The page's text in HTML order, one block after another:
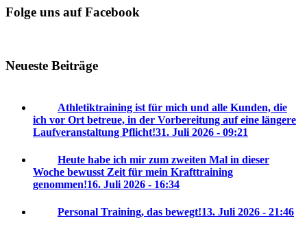
Folge uns auf Facebook
Neueste Beiträge
Athletiktraining ist für mich und alle Kunden, die
ich vor Ort betreue, in der Vorbereitung auf eine längere
Laufveranstaltung Pflicht!31. Juli 2026 - 09:21
Heute habe ich mir zum zweiten Mal in dieser
Woche bewusst Zeit für mein Krafttraining
genommen!16. Juli 2026 - 16:34
Personal Training, das bewegt!13. Juli 2026 - 21:46